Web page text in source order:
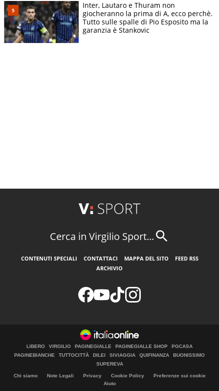
Inter, Lautaro e Thuram non
giocheranno la prima di A, ecco perchè.
Tutto sulle spalle di Pio Esposito ma la
garanzia è Stankovic
Cerca in Virgilio Sport...
CONTENUTI SPECIALI CONTATTACI MAPPA DEL SITO
FEED RSS
ARCHIVIO
LIBERO VIRGILIO PAGINEGIALLE PAGINEGIALLE SHOP
PGCASA
PAGINEBIANCHE
TUTTOCITTÀ DILEI SIVIAGGIA QUIFINANZA
BUONISSIMO
SUPEREVA
Chi siamo Note Legali Privacy Cookie Policy
Preferenze sui cookie
Aiuto